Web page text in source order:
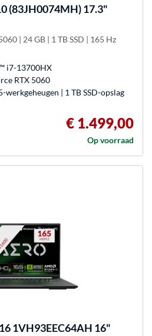
(83JH0074MH) 17.3"
| 24 GB | 1 TB SSD | 165 Hz
i7-13700HX
RTX 5060
werkgeheugen | 1 TB SSD-opslag
€ 1.499,00
Op voorraad
1VH93EEC64AH 16"